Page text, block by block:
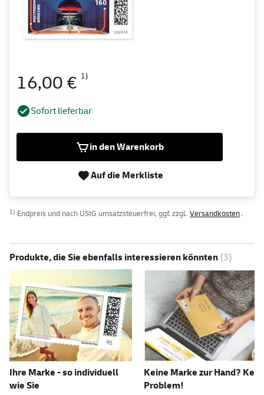
16,00 € 1)
Sofort lieferbar
in den Warenkorb
Auf die Merkliste
1) Endpreis und nach UStG umsatzsteuerfrei, ggf. zzgl. Versandkosten.
Produkte, die Sie ebenfalls interessieren könnten (3)
Ihre Marke - so individuell
wie Sie
Keine Marke zur Hand? Kein
Problem!